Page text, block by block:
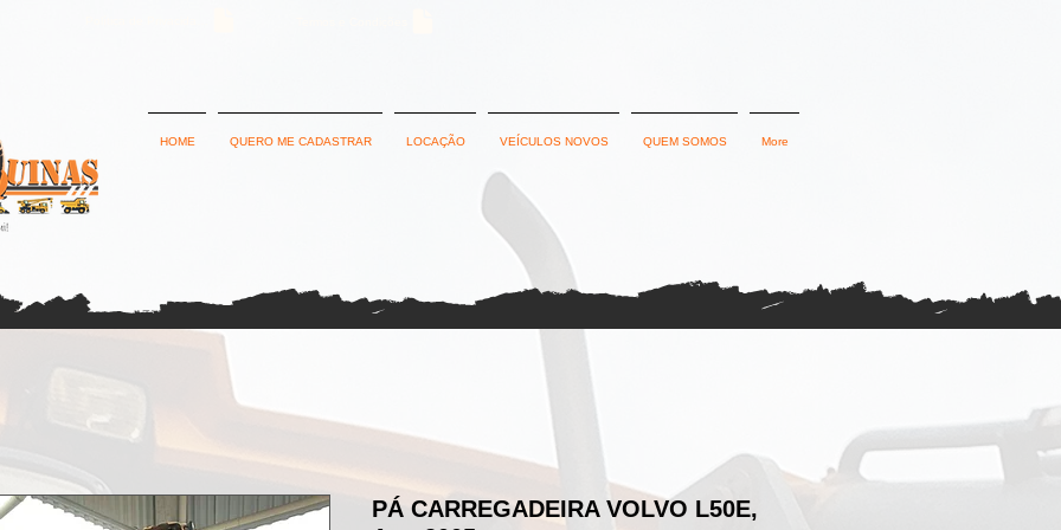
HOME QUERO ME CADASTRAR LOCAÇÃO VEÍCULOS NOVOS QUEM SOMOS More
PÁ CARREGADEIRA VOLVO L50E,